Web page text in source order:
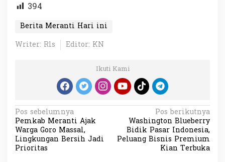
394
Berita Meranti Hari ini
Writer: Rls
Editor: KN
Ikuti Kami
N
a
v
Pos sebelumnya
Pemkab Meranti Ajak
Warga Goro Massal,
Lingkungan Bersih Jadi
Prioritas
Pos berikutnya
Washington Blueberry
Bidik Pasar Indonesia,
Peluang Bisnis Premium
Kian Terbuka